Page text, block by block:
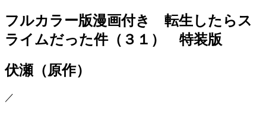
フルカラー版漫画付き 転生したらス
ライムだった件（３１） 特装版
伏瀬 （原作）
／